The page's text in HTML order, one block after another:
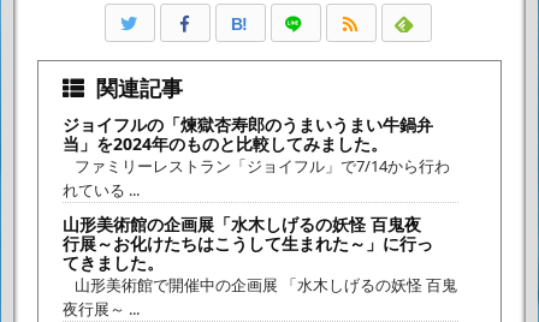
B!
関連記事
ジョイフルの「煉獄杏寿郎のうまいうまい牛鍋弁
当」を2024年のものと比較してみました。
ファミリーレストラン「ジョイフル」で7/14から行わ
れている ...
山形美術館の企画展「水木しげるの妖怪 百鬼夜
行展～お化けたちはこうして生まれた～」に行っ
てきました。
山形美術館で開催中の企画展 「水木しげるの妖怪 百鬼
夜行展～ ...